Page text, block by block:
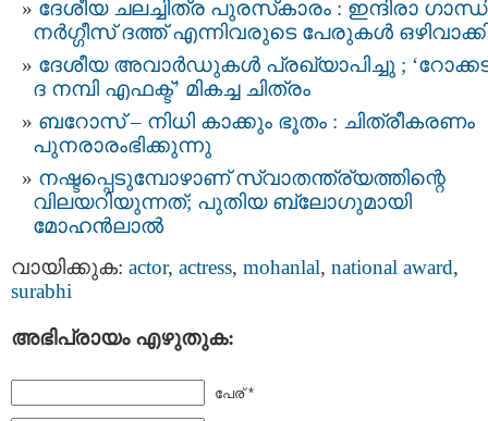
ദേശീയ ചലച്ചിത്ര പുരസ്‌കാരം : ഇന്ദിരാ
നർഗ്ഗീസ് ദത്ത് എന്നിവരുടെ പേരുകള്‍
ദേശീയ അവാര്‍ഡുകള്‍ പ്രഖ്യാപിച്ചു ;
ദ നമ്പി എഫക്ട്’ മികച്ച ചിത്രം
ബറോസ് – നിധി കാക്കും ഭൂതം : ചിത്രീകരണം
പുനരാരംഭിക്കുന്നു
നഷ്ടപ്പെടുമ്പോഴാണ് സ്വാതന്ത്ര്യത്തിന്റെ
വിലയറിയുന്നത്; പുതിയ ബ്ലോഗുമായി
മോഹൻലാൽ
വായിക്കുക: actor, actress, mohanlal, national award,
surabhi
അഭിപ്രായം എഴുതുക:
പേര് *